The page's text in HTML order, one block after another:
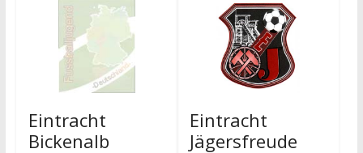
Eintracht
Bickenalb
Eintracht
Jägersfreude